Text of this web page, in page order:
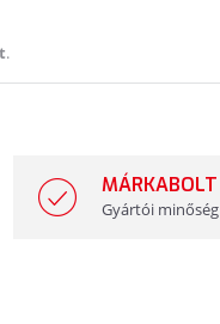
.
MÁRKABOLT
Gyártói minőség